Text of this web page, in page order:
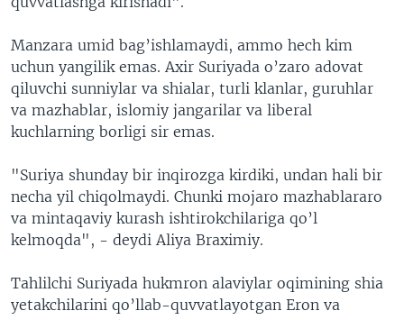
Manzara umid bag’ishlamaydi, ammo hech kim
uchun yangilik emas. Axir Suriyada o’zaro adovat
qiluvchi sunniylar va shialar, turli klanlar, guruhlar
va mazhablar, islomiy jangarilar va liberal
kuchlarning borligi sir emas.
"Suriya shunday bir inqirozga kirdiki, undan hali bir
necha yil chiqolmaydi. Chunki mojaro mazhablararo
va mintaqaviy kurash ishtirokchilariga qo’l
kelmoqda", - deydi Aliya Braximiy.
Tahlilchi Suriyada hukmron alaviylar oqimining shia
yetakchilarini qo’llab-quvvatlayotgan Eron va